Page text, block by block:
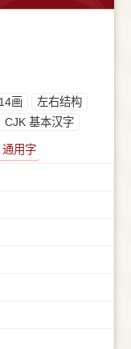
画
左右结构
CJK 基本汉字
通用字